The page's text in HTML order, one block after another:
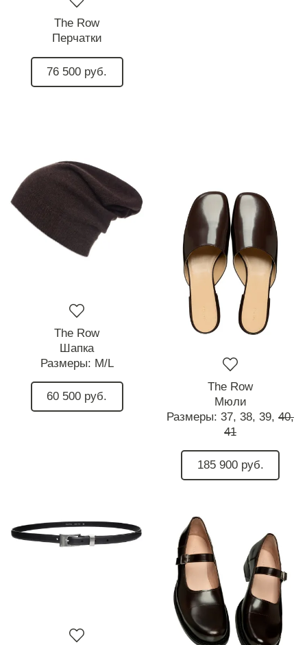
The Row
Перчатки
76 500 руб.
The Row
Шапка
Размеры: M/L
60 500 руб.
The Row
Мюли
Размеры: 37, 38, 39, 40,
41
185 900 руб.